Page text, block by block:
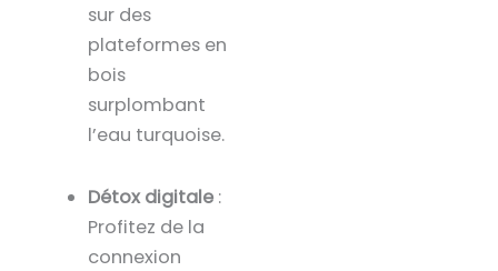
sur des
plateformes en
bois
surplombant
l’eau turquoise.
Détox digitale :
Profitez de la
connexion